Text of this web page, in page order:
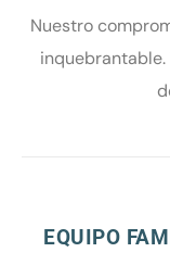
Nuestro
EQUIPO